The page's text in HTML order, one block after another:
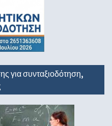
για συνταξιοδότηση,